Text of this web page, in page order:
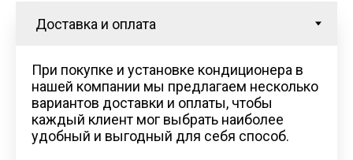
При покупке и установке кондиционера в
нашей компании мы предлагаем несколько
вариантов доставки и оплаты, чтобы
каждый клиент мог выбрать наиболее
удобный и выгодный для себя способ.